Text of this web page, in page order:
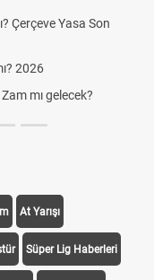
Çerçeve Yasa Son
2026
mı gelecek?
At Yarışı
Süper Lig Haberleri